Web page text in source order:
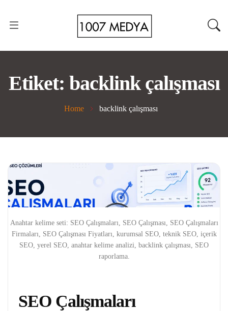
Etiket: backlink çalışması
Home backlink çalışması
Anahtar kelime seti: SEO Çalışmaları, SEO Çalışması, SEO Çalışmaları
Firmaları, SEO Çalışması Fiyatları, kurumsal SEO, teknik SEO, içerik
SEO, yerel SEO, anahtar kelime analizi, backlink çalışması, SEO
raporlama.
SEO Çalışmaları